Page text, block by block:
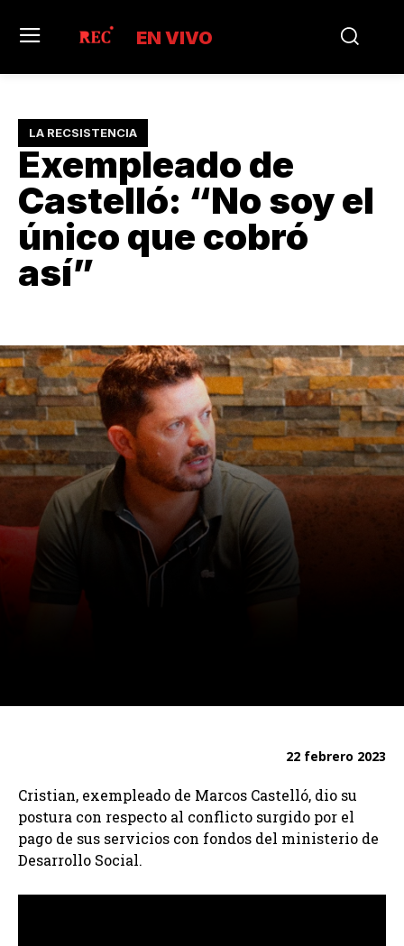
EN VIVO
LA RECSISTENCIA
Exempleado de
Castelló: “No soy el
único que cobró
así”
22 febrero 2023
Cristian, exempleado de Marcos Castelló, dio su
postura con respecto al conflicto surgido por el
pago de sus servicios con fondos del ministerio de
Desarrollo Social.